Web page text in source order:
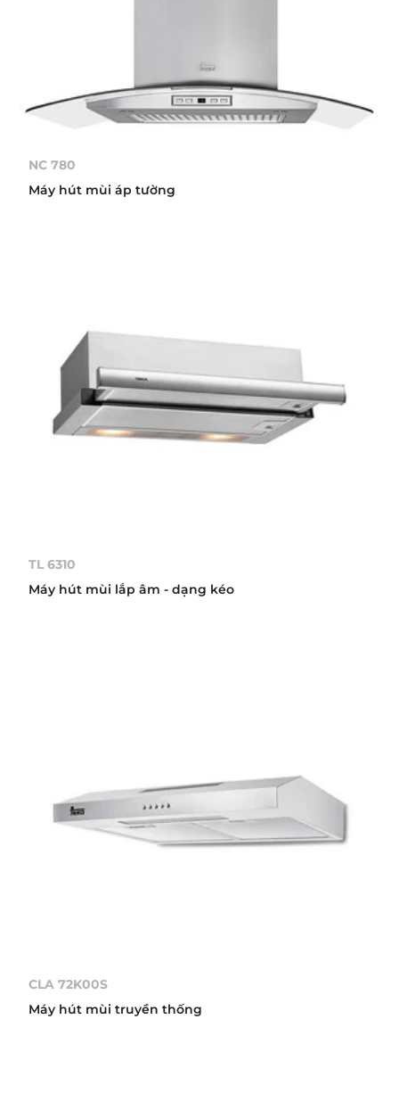
NC 780
Máy hút mùi áp tường
TL 6310
Máy hút mùi lắp âm - dạng kéo
CLA 72K00S
Máy hút mùi truyền thống